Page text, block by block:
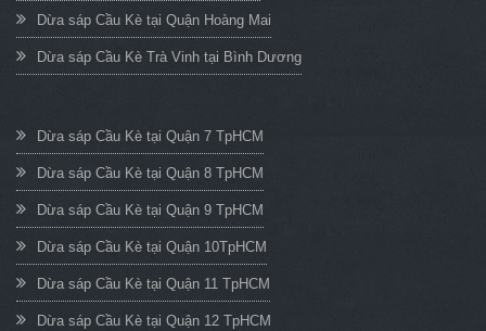
Dừa sáp Cầu Kè tại Quận Hoàng Mai
Dừa sáp Cầu Kè Trà Vinh tại Bình Dương
Dừa sáp Cầu Kè tại Quận 7 TpHCM
Dừa sáp Cầu Kè tại Quận 8 TpHCM
Dừa sáp Cầu Kè tại Quận 9 TpHCM
Dừa sáp Cầu Kè tại Quận 10TpHCM
Dừa sáp Cầu Kè tại Quận 11 TpHCM
Dừa sáp Cầu Kè tại Quận 12 TpHCM